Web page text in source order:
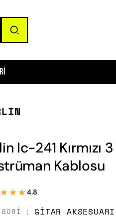
Ic-241 Kırmızı
Kablosu
4.8
GITAR AKSESUARI